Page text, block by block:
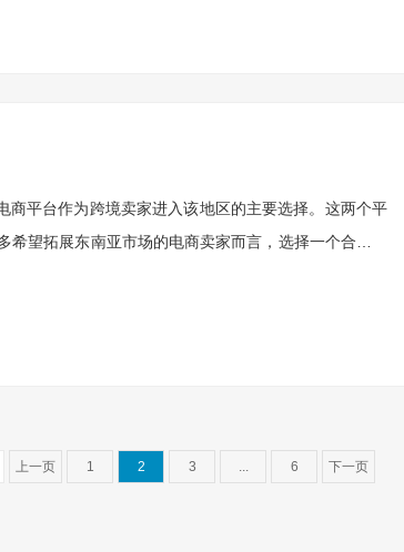
平台作为跨境卖家进入该地区的主要选择。这两个平
望拓展东南亚市场的电商卖家而言，选择一个合适的
上一页 1 2 3 ... 6 下一页